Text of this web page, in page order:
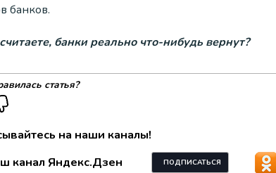
банков.
банки реально что-нибудь вернут?
статья?
на наши каналы!
канал Яндекс.Дзен
ПОДПИСАТЬСЯ